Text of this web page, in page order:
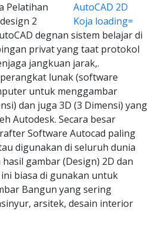
Pelatihan
2
degnan sistem belajar di
privat yang taat protokol
jangkuan jarak,.
lunak (software
untuk menggambar
dan juga 3D (3 Dimensi) yang
Autodesk. Secara besar
Software Autocad paling
digunakan di seluruh dunia
gambar (Design) 2D dan
ini biasa di gunakan untuk
Bangun yang sering
arsitek, desain interior